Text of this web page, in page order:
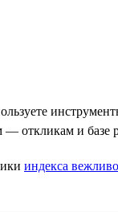
— откликам и
индекса